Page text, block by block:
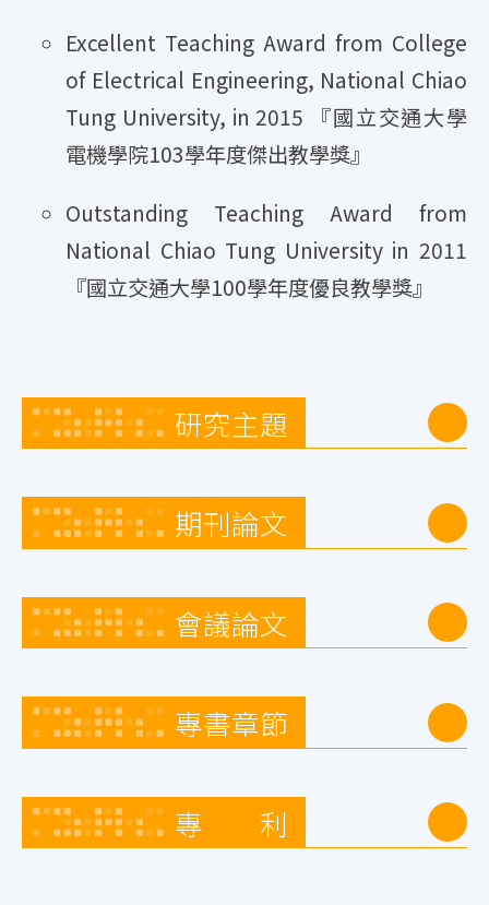
Excellent Teaching Award from College
of Electrical Engineering, National Chiao
Tung University, in 2015 『國立交通大學
電機學院103學年度傑出教學獎』
Outstanding Teaching Award from
National Chiao Tung University in 2011
『國立交通大學100學年度優良教學獎』
研究主題
期刊論文
會議論文
專書章節
專 利